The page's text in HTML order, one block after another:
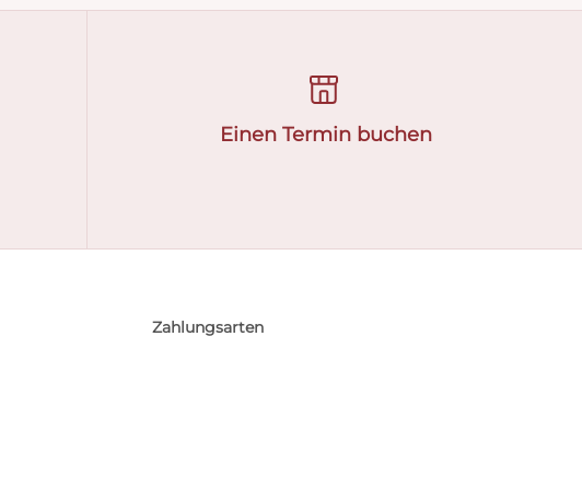
Einen Termin buchen
Zahlungsarten